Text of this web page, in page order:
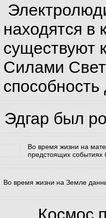
находятся в
существуют
Силами
Эдгар был
Во время жизни на
предстоящих событиях
Во время жизни на Земле
Космос